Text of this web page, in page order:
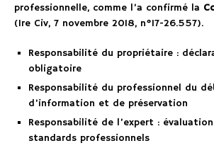
professionnelle, comme l’a confirmé la
(1re Civ, 7 novembre 2018, n°17-26.557).
Responsabilité du propriétaire :
obligatoire
Responsabilité du professionnel du
d’information et de préservation
Responsabilité de l’expert :
standards professionnels